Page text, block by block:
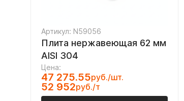
Артикул: N59056
Плита нержавеющая 62 мм
AISI 304
Цена:
47 275.55руб./шт.
52 952руб./т